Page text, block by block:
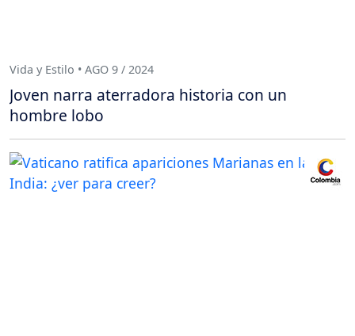
Vida y Estilo • AGO 9 / 2024
Joven narra aterradora historia con un
hombre lobo